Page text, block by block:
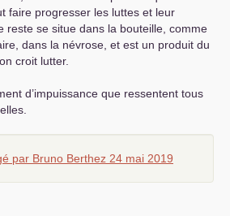
faire progresser les luttes et leur
reste se situe dans la bouteille, comme
dans la névrose, et est un produit du
croit lutter.
d’impuissance que ressentent tous
par Bruno Berthez 24 mai 2019